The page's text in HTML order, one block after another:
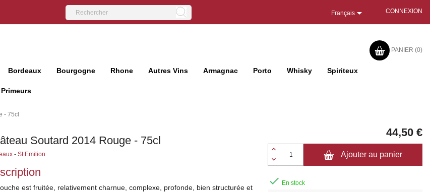
Français CONNEXION
PANIER (0)
Bordeaux Bourgogne Rhone Autres Vins Armagnac Porto Whisky Spiriteux
Primeurs
- 75cl
Soutard 2014 Rouge - 75cl
- St Emilion
est fruitée, relativement charnue, complexe, profonde, bien structurée et
44,50 €
Ajouter au panier
 En stock